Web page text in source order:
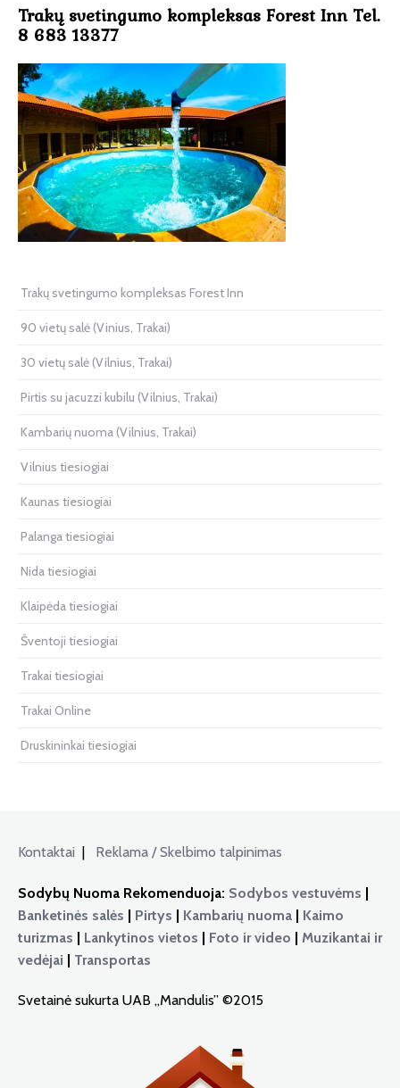
Trakų svetingumo kompleksas Forest Inn Tel.
8 683 13377
Trakų svetingumo kompleksas Forest Inn
90 vietų salė (Vinius, Trakai)
30 vietų salė (Vilnius, Trakai)
Pirtis su jacuzzi kubilu (Vilnius, Trakai)
Kambarių nuoma (Vilnius, Trakai)
Vilnius tiesiogiai
Kaunas tiesiogiai
Palanga tiesiogiai
Nida tiesiogiai
Klaipėda tiesiogiai
Šventoji tiesiogiai
Trakai tiesiogiai
Trakai Online
Druskininkai tiesiogiai
Kontaktai | Reklama / Skelbimo talpinimas
Sodybų Nuoma Rekomenduoja: Sodybos vestuvėms |
Banketinės salės | Pirtys | Kambarių nuoma | Kaimo
turizmas | Lankytinos vietos | Foto ir video | Muzikantai ir
vedėjai | Transportas
Svetainė sukurta UAB „Mandulis” ©2015